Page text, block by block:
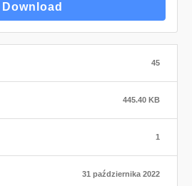
Download
45
445.40 KB
1
31 października 2022